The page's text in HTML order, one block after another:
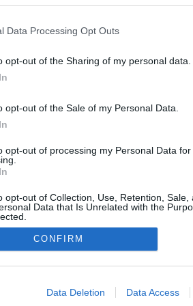
Data Processing Opt Outs
opt-out of the Sharing of my personal data.
opt-out of the Sale of my Personal Data.
opt-out of processing my Personal Data for
opt-out of Collection, Use, Retention, Sale,
Data that Is Unrelated with the
allow Google to enable storage related to
CONFIRM
Data Deletion Data Access
AKCIÓ
A Baptista Szeretetszolgálat Egerben
a 2021-es évben immár 17.
városunkban. A tavalyi évben több mint
nyilatkozat|Kommentelési